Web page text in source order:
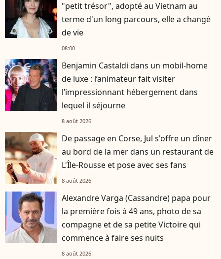
"petit trésor", adopté au Vietnam au
terme d'un long parcours, elle a changé
de vie
08:00
Benjamin Castaldi dans un mobil-home
de luxe : l’animateur fait visiter
l’impressionnant hébergement dans
lequel il séjourne
8 août 2026
De passage en Corse, Jul s'offre un dîner
au bord de la mer dans un restaurant de
L'Île-Rousse et pose avec ses fans
8 août 2026
Alexandre Varga (Cassandre) papa pour
la première fois à 49 ans, photo de sa
compagne et de sa petite Victoire qui
commence à faire ses nuits
8 août 2026